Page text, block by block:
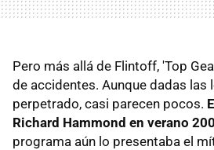
Pero más allá de Flintoff, 'Top
de accidentes. Aunque dadas las
perpetrado, casi parecen pocos.
Richard Hammond en verano
programa aún lo presentaba el